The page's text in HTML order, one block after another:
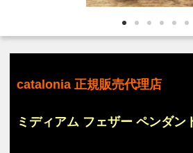
catalonia 正規販売代理店
ミディアム フェザー ペンダン